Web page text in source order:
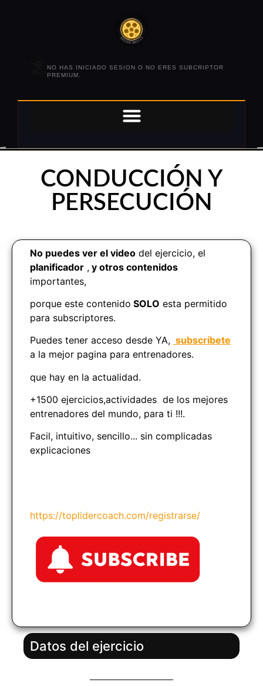
NO HAS INICIADO SESION O NO ERES SUBCRIPTOR
PREMIUM.
CONDUCCIÓN Y
PERSECUCIÓN
No puedes ver el video del ejercicio, el
planificador , y otros contenidos
importantes,
porque este contenido SOLO esta permitido
para subscriptores.
Puedes tener acceso desde YA, subscríbete
a la mejor pagina para entrenadores.
que hay en la actualidad.
+1500 ejercicios,actividades de los mejores
entrenadores del mundo, para ti !!!.
Facil, intuitivo, sencillo... sin complicadas
explicaciones
https://toplidercoach.com/registrarse/
Datos del ejercicio